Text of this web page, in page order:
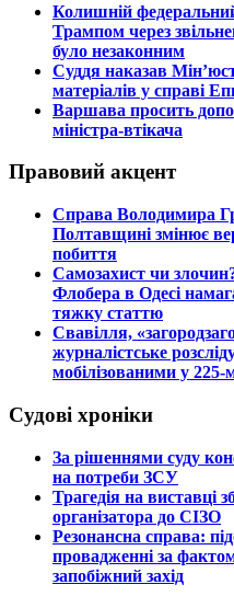
​Колишній
Трампом через
було незаконним
​Суддя наказав
матеріалів у справі
​Варшава просить
міністра-втікача
Правовий акцент
​Справа Володимира
Полтавщині змінює
побиття
​Самозахист чи
Флобера в Одесі
тяжку статтю
​Свавілля,
журналістське
мобілізованими у 225-
Судові хроніки
​За рішеннями суду
на потреби ЗСУ
​Трагедія на виставці
організатора до СІЗО
​Резонансна справа:
провадженні за
запобіжний захід